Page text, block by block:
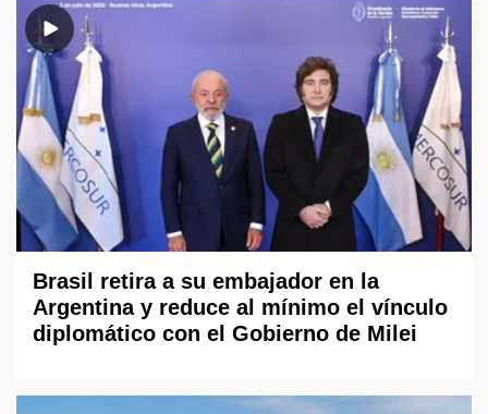
Brasil retira a su embajador en la
Argentina y reduce al mínimo el vínculo
diplomático con el Gobierno de Milei